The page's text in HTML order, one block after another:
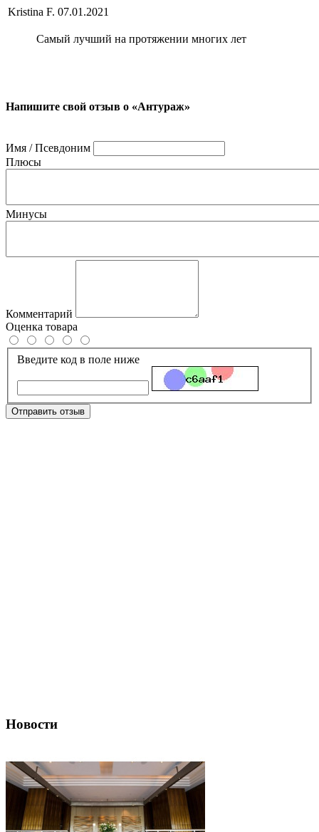
Kristina F. 07.01.2021
Самый лучший на протяжении многих лет
Напишите свой отзыв о «Антураж»
Имя / Псевдоним
Плюсы
Минусы
Комментарий
Оценка товара
Введите код в поле ниже
Отправить отзыв
Новости